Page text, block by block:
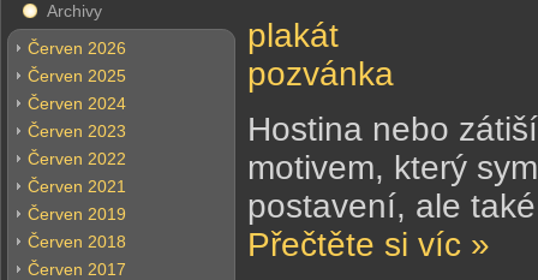
Archivy
Červen 2026
Červen 2025
Červen 2024
Červen 2023
Červen 2022
Červen 2021
Červen 2019
Červen 2018
Červen 2017
plakát
pozvánka
Hostina nebo
motivem, který
postavení, ale
Přečtěte si víc »